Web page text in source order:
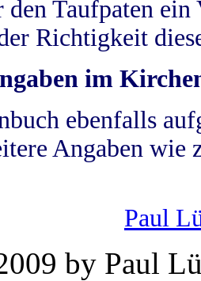
den Taufpaten
Richtigkeit
im
ebenfalls
Angaben wie
Paul
by Paul